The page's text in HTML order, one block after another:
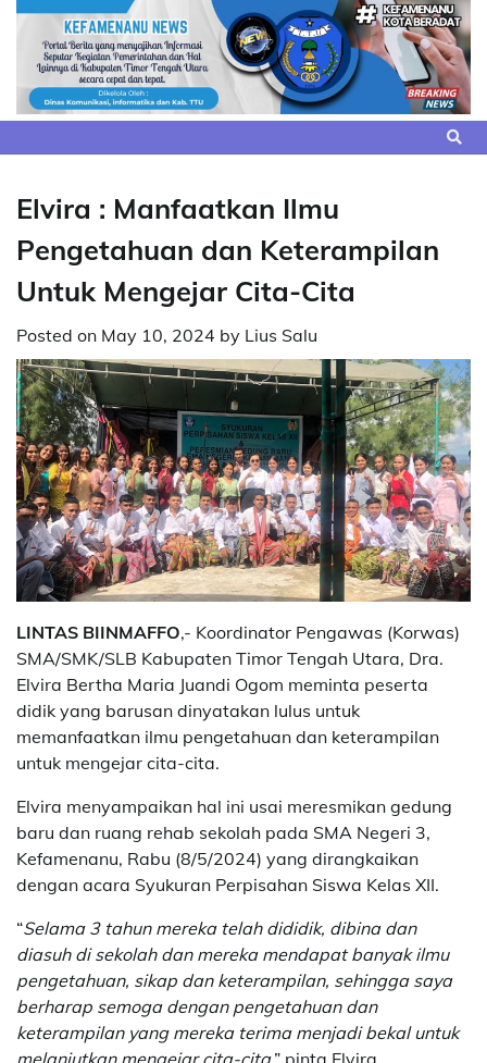
Skip
content
Elvira : Manfaatkan Ilmu
Pengetahuan dan Keterampilan
Untuk Mengejar Cita-Cita
Posted on May 10, 2024 by Lius Salu
LINTAS BIINMAFFO,- Koordinator Pengawas (Korwas)
SMA/SMK/SLB Kabupaten Timor Tengah Utara, Dra.
Elvira Bertha Maria Juandi Ogom meminta peserta
didik yang barusan dinyatakan lulus untuk
memanfaatkan ilmu pengetahuan dan keterampilan
untuk mengejar cita-cita.
Elvira menyampaikan hal ini usai meresmikan gedung
baru dan ruang rehab sekolah pada SMA Negeri 3,
Kefamenanu, Rabu (8/5/2024) yang dirangkaikan
dengan acara Syukuran Perpisahan Siswa Kelas XII.
“Selama 3 tahun mereka telah dididik, dibina dan
diasuh di sekolah dan mereka mendapat banyak ilmu
pengetahuan, sikap dan keterampilan, sehingga saya
berharap semoga dengan pengetahuan dan
keterampilan yang mereka terima menjadi bekal untuk